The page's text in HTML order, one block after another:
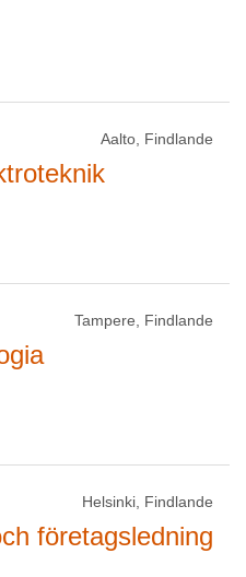
Aalto, Findlande
Tampere, Findlande
Helsinki, Findlande
företagsledning